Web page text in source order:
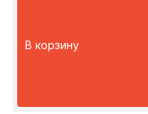
В корзину